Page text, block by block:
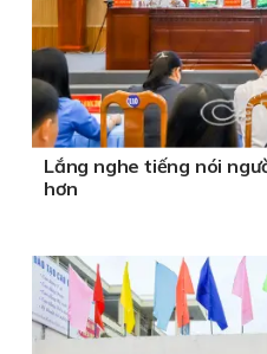
Lắng nghe tiếng nói
hơn